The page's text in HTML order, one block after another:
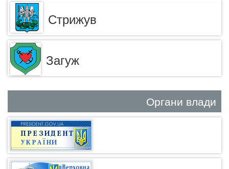
Стрижув
Загуж
Органи влади